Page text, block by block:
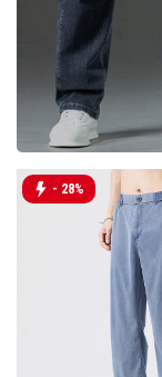
- 28%